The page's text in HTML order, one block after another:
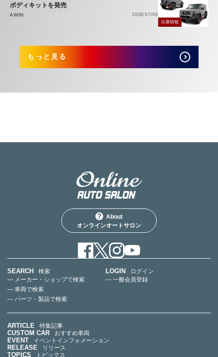
ボディキットを発売
AWIN
2026/07/08
出展情報
もっと見る
About
オンラインオートサロン
SEARCH
検索
— メーカー・ショップで検索
— 車両で検索
— パーツ・製品で検索
LOGIN
ログイン
— 一般会員登録
ARTICLE 特集記事
CUSTOM CAR おすすめ車両
EVENT イベントインフォメーション
RELEASE リリース
TOPICS トピックス